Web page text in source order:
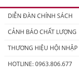
DIỄN ĐÀN CHÍNH SÁCH
CẢNH BÁO CHẤT LƯỢNG
THƯƠNG HIỆU HỘI NHẬP
HOTLINE: 0963.806.677